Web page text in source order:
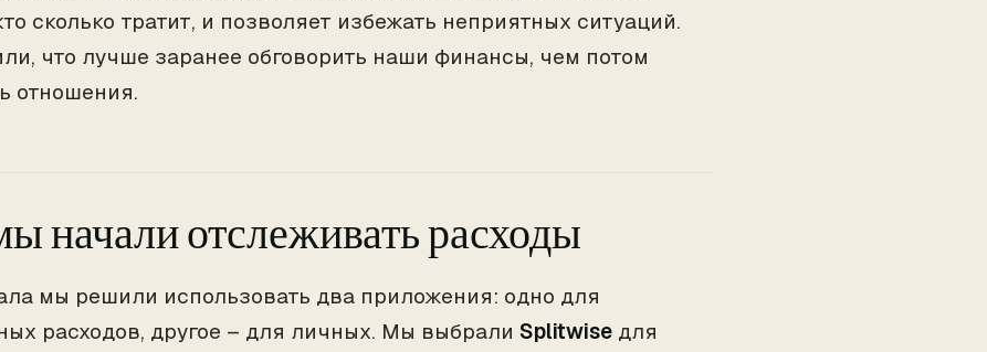
сколько тратит, и позволяет избежать неприятных ситуаций.
что лучше заранее обговорить наши финансы, чем потом
отношения.
начали отслеживать расходы
мы решили использовать два приложения: одно для
расходов, другое – для личных. Мы выбрали Splitwise для